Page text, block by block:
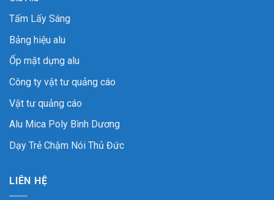
Tấm Lấy Sáng
Bảng hiệu alu
Ốp mặt dựng alu
Công ty vật tư quảng cáo
Vật tư quảng cáo
Alu Mica Poly Bình Dương
Dạy Trẻ Chậm Nói Thủ Đức
LIÊN HỆ